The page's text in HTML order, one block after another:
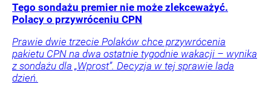
Tego sondażu premier nie może zlekceważyć.
Polacy o przywróceniu CPN
Prawie dwie trzecie Polaków chce przywrócenia
pakietu CPN na dwa ostatnie tygodnie wakacji – wynika
z sondażu dla „Wprost”. Decyzja w tej sprawie lada
dzień.